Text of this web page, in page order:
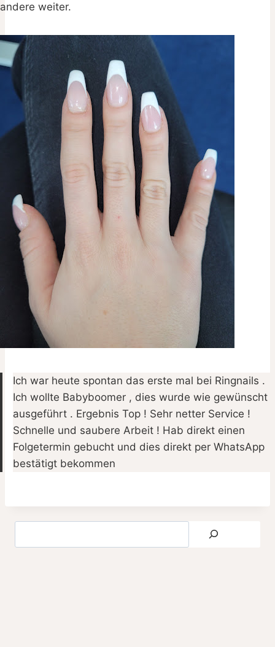
andere weiter.
Ich war heute spontan das erste mal bei Ringnails .
Ich wollte Babyboomer , dies wurde wie gewünscht
ausgeführt . Ergebnis Top ! Sehr netter Service !
Schnelle und saubere Arbeit ! Hab direkt einen
Folgetermin gebucht und dies direkt per WhatsApp
bestätigt bekommen